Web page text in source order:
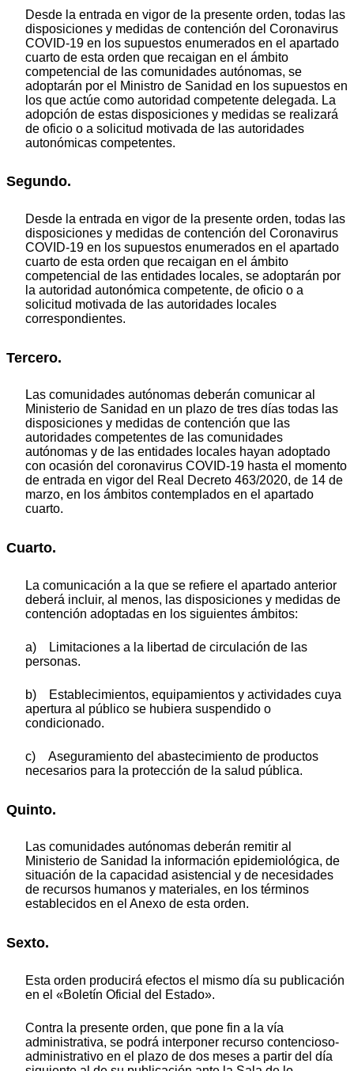
Desde la entrada en vigor de la presente orden, todas las
disposiciones y medidas de contención del Coronavirus
COVID-19 en los supuestos enumerados en el apartado
cuarto de esta orden que recaigan en el ámbito
competencial de las comunidades autónomas, se
adoptarán por el Ministro de Sanidad en los supuestos en
los que actúe como autoridad competente delegada. La
adopción de estas disposiciones y medidas se realizará
de oficio o a solicitud motivada de las autoridades
autonómicas competentes.
Segundo.
Desde la entrada en vigor de la presente orden, todas las
disposiciones y medidas de contención del Coronavirus
COVID-19 en los supuestos enumerados en el apartado
cuarto de esta orden que recaigan en el ámbito
competencial de las entidades locales, se adoptarán por
la autoridad autonómica competente, de oficio o a
solicitud motivada de las autoridades locales
correspondientes.
Tercero.
Las comunidades autónomas deberán comunicar al
Ministerio de Sanidad en un plazo de tres días todas las
disposiciones y medidas de contención que las
autoridades competentes de las comunidades
autónomas y de las entidades locales hayan adoptado
con ocasión del coronavirus COVID-19 hasta el momento
de entrada en vigor del Real Decreto 463/2020, de 14 de
marzo, en los ámbitos contemplados en el apartado
cuarto.
Cuarto.
La comunicación a la que se refiere el apartado anterior
deberá incluir, al menos, las disposiciones y medidas de
contención adoptadas en los siguientes ámbitos:
a) Limitaciones a la libertad de circulación de las
personas.
b) Establecimientos, equipamientos y actividades cuya
apertura al público se hubiera suspendido o
condicionado.
c) Aseguramiento del abastecimiento de productos
necesarios para la protección de la salud pública.
Quinto.
Las comunidades autónomas deberán remitir al
Ministerio de Sanidad la información epidemiológica, de
situación de la capacidad asistencial y de necesidades
de recursos humanos y materiales, en los términos
establecidos en el Anexo de esta orden.
Sexto.
Esta orden producirá efectos el mismo día su publicación
en el «Boletín Oficial del Estado».
Contra la presente orden, que pone fin a la vía
administrativa, se podrá interponer recurso contencioso-
administrativo en el plazo de dos meses a partir del día